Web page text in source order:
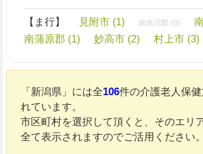
【ま行】 見附市 (1) 南魚沼郡 (0)
南蒲原郡 (1)
妙高市 (2) 村上市 (3)
「新潟県」には全106件の介護老人保
れています。
市区町村を選択して頂くと、そのエリ
全て表示されますのでご活用ください。